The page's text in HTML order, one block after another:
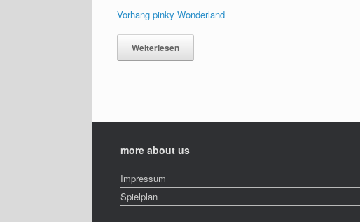
Vorhang pinky Wonderland
Weiterlesen
more about us
Impressum
Spielplan